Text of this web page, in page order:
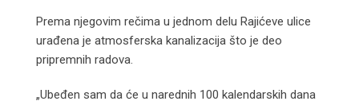
Prema njegovim rečima u jednom delu Rajićeve ulice
urađena je atmosferska kanalizacija što je deo
pripremnih radova.
„Ubeđen sam da će u narednih 100 kalendarskih dana